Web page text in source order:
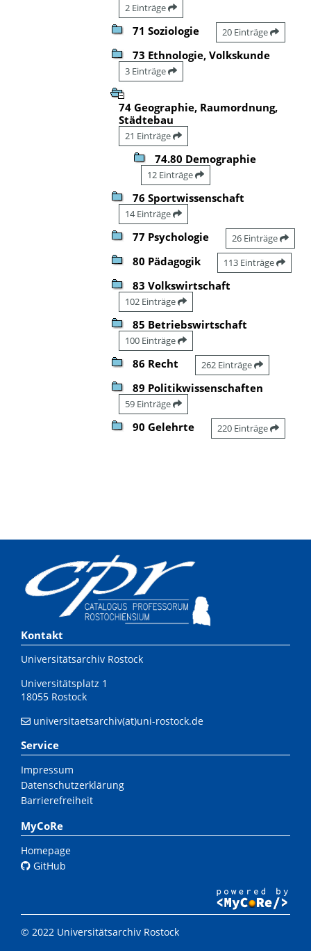
2 Einträge
71 Soziologie 20 Einträge
73 Ethnologie, Volkskunde
3 Einträge
74 Geographie, Raumordnung,
Städtebau
21 Einträge
74.80 Demographie
12 Einträge
76 Sportwissenschaft
14 Einträge
77 Psychologie 26 Einträge
80 Pädagogik 113 Einträge
83 Volkswirtschaft
102 Einträge
85 Betriebswirtschaft
100 Einträge
86 Recht 262 Einträge
89 Politikwissenschaften
59 Einträge
90 Gelehrte 220 Einträge
Kontakt
Universitätsarchiv Rostock
Universitätsplatz 1
18055 Rostock
universitaetsarchiv(at)uni-rostock.de
Service
Impressum
Datenschutzerklärung
Barrierefreiheit
MyCoRe
Homepage
GitHub
© 2022 Universitätsarchiv Rostock